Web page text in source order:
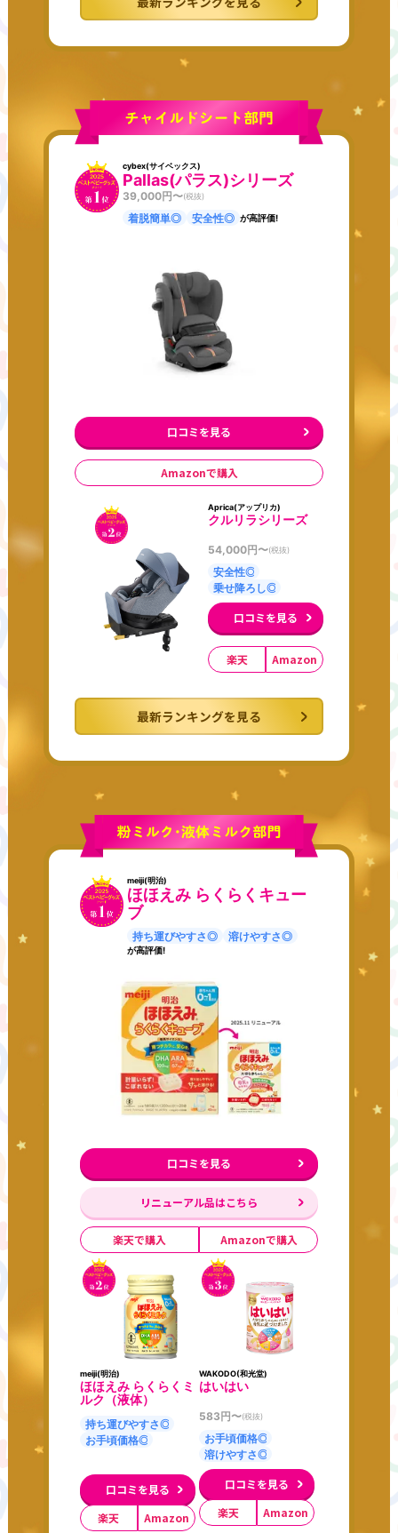
cybex(サイベックス)
Pallas(パラス)シリーズ
39,000円〜(税抜)
着脱簡単◎ 安全性◎ が高評価!
口コミを見る
Amazonで購入
Aprica(アップリカ)
クルリラシリーズ
54,000円〜(税抜)
安全性◎
乗せ降ろし◎
口コミを見る
楽天 Amazon
最新ランキングを見る
meiji(明治)
ほほえみ らくらくキュー
ブ
持ち運びやすさ◎ 溶けやすさ◎
が高評価!
口コミを見る
リニューアル品はこちら
楽天で購入 Amazonで購入
meiji(明治)
ほほえみ らくらくミ
ルク（液体）
持ち運びやすさ◎
お手頃価格◎
口コミを見る
楽天
Amazon
WAKODO(和光堂)
はいはい
583 円〜(税抜)
お手頃価格◎
溶けやすさ◎
口コミを見る
楽天
Amazon